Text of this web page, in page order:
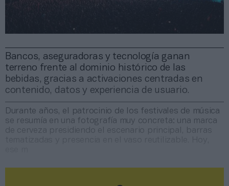
Bancos, aseguradoras y tecnología ganan
terreno frente al dominio histórico de las
bebidas, gracias a activaciones centradas en
contenido, datos y experiencia de usuario.
Durante años, el patrocinio de los festivales de música
se resumía en una fotografía muy concreta: una marca
de cerveza presidiendo el escenario principal, barras